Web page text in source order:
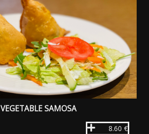
VEGETABLE SAMOSA
8.60 €